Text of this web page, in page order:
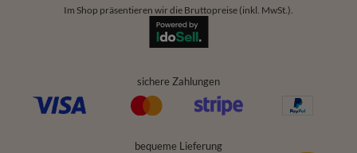
Im Shop präsentieren wir die Bruttopreise (inkl. MwSt.).
sichere Zahlungen
bequeme Lieferung